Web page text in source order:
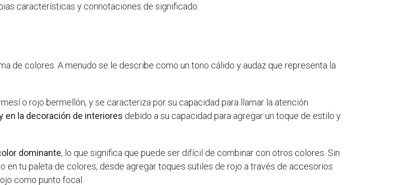
características y connotaciones de significado.
de colores. A menudo se le describe como un tono cálido y audaz que representa la
o rojo bermellón, y se caracteriza por su capacidad para llamar la atención
en la decoración de interiores debido a su capacidad para agregar un toque de estilo y
dominante, lo que significa que puede ser difícil de combinar con otros colores. Sin
en tu paleta de colores, desde agregar toques sutiles de rojo a través de accesorios
como punto focal.